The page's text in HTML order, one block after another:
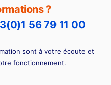
?
56 79 11 00
sont à votre écoute et
fonctionnement.